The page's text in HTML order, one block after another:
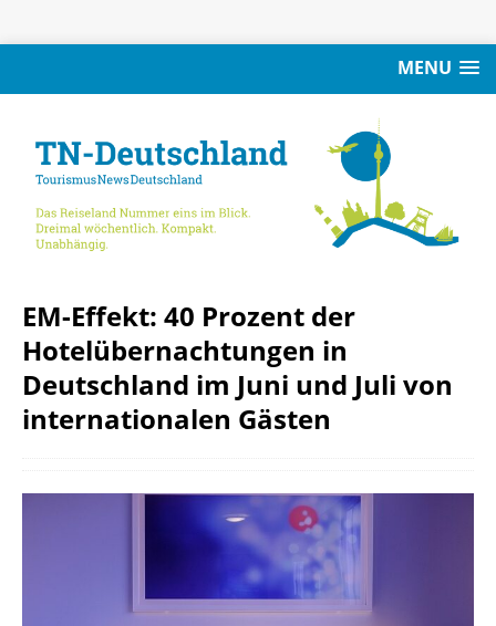
MENU
EM-Effekt: 40 Prozent der
Hotelübernachtungen in
Deutschland im Juni und Juli von
internationalen Gästen